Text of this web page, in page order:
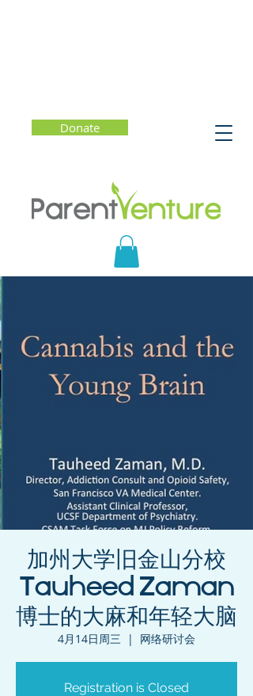
Donate
加州大学旧金山分校
Tauheed Zaman
博士的大麻和年轻大脑
4月14日周三
  |
网络研讨会
Registration is Closed